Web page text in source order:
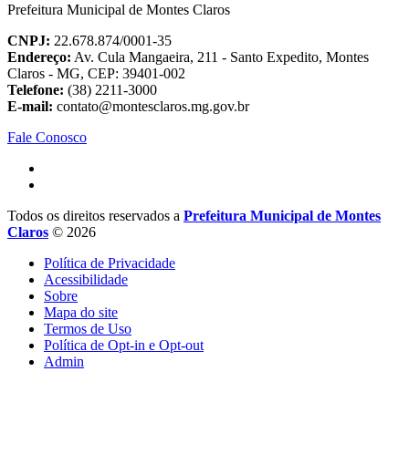
Prefeitura Municipal de Montes Claros
CNPJ: 22.678.874/0001-35
Endereço: Av. Cula Mangaeira, 211 - Santo Expedito, Montes
Claros - MG, CEP: 39401-002
Telefone: (38) 2211-3000
E-mail: contato@montesclaros.mg.gov.br
Fale Conosco
Todos os direitos reservados a Prefeitura Municipal de Montes
Claros © 2026
Política de Privacidade
Acessibilidade
Sobre
Mapa do site
Termos de Uso
Política de Opt-in e Opt-out
Admin